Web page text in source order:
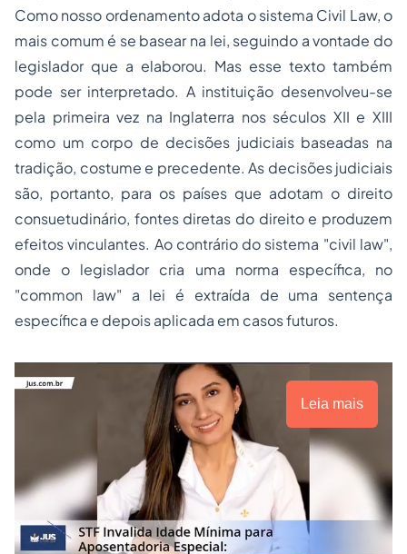
Como nosso ordenamento adota o sistema Civil Law, o
mais comum é se basear na lei, seguindo a vontade do
legislador que a elaborou. Mas esse texto também
pode ser interpretado. A instituição desenvolveu-se
pela primeira vez na Inglaterra nos séculos XII e XIII
como um corpo de decisões judiciais baseadas na
tradição, costume e precedente. As decisões judiciais
são, portanto, para os países que adotam o direito
consuetudinário, fontes diretas do direito e produzem
efeitos vinculantes. Ao contrário do sistema "civil law",
onde o legislador cria uma norma específica, no
"common law" a lei é extraída de uma sentença
específica e depois aplicada em casos futuros.
Leia mais